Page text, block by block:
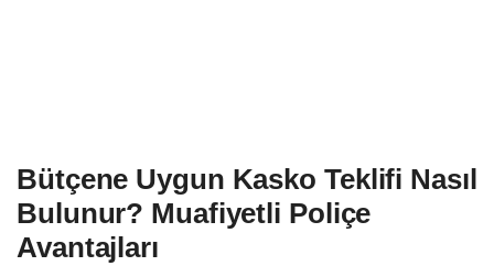
Bütçene Uygun Kasko Teklifi Nasıl
Bulunur? Muafiyetli Poliçe
Avantajları